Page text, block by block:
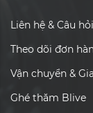
Liên hệ & Câu
Theo dõi đơn
Vận chuyển &
Ghé thăm Blive